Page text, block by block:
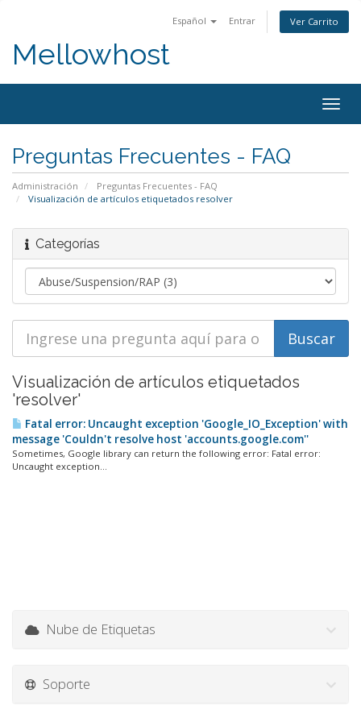
Español Entrar Ver Carrito
Mellowhost
Preguntas Frecuentes - FAQ
Administración
Preguntas Frecuentes - FAQ
Visualización de artículos etiquetados resolver
Categorías
Visualización de artículos etiquetados
'resolver'
Fatal error: Uncaught exception 'Google_IO_Exception' with
message 'Couldn't resolve host 'accounts.google.com''
Sometimes, Google library can return the following error: Fatal error:
Uncaught exception...
Nube de Etiquetas
Soporte